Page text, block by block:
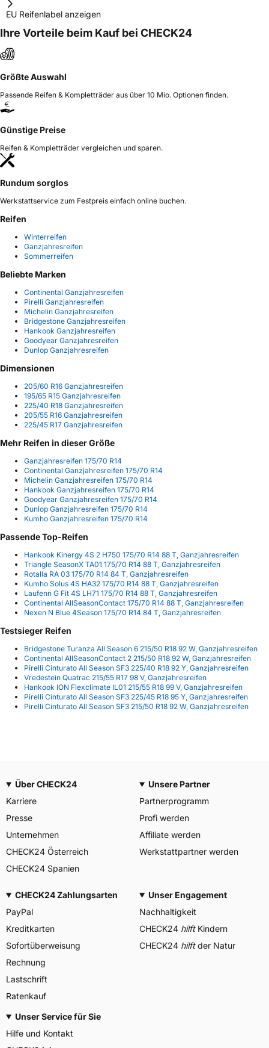
EU Reifenlabel anzeigen
Ihre Vorteile beim Kauf bei CHECK24
Größte Auswahl
Passende Reifen & Kompletträder aus über 10 Mio. Optionen finden.
Günstige Preise
Reifen & Kompletträder vergleichen und sparen.
Rundum sorglos
Werkstattservice zum Festpreis einfach online buchen.
Reifen
Winterreifen
Ganzjahresreifen
Sommerreifen
Beliebte Marken
Continental Ganzjahresreifen
Pirelli Ganzjahresreifen
Michelin Ganzjahresreifen
Bridgestone Ganzjahresreifen
Hankook Ganzjahresreifen
Goodyear Ganzjahresreifen
Dunlop Ganzjahresreifen
Dimensionen
205/60 R16 Ganzjahresreifen
195/65 R15 Ganzjahresreifen
225/40 R18 Ganzjahresreifen
205/55 R16 Ganzjahresreifen
225/45 R17 Ganzjahresreifen
Mehr Reifen in dieser Größe
Ganzjahresreifen 175/70 R14
Continental Ganzjahresreifen 175/70 R14
Michelin Ganzjahresreifen 175/70 R14
Hankook Ganzjahresreifen 175/70 R14
Goodyear Ganzjahresreifen 175/70 R14
Dunlop Ganzjahresreifen 175/70 R14
Kumho Ganzjahresreifen 175/70 R14
Passende Top-Reifen
Hankook Kinergy 4S 2 H750 175/70 R14 88 T, Ganzjahresreifen
Triangle SeasonX TA01 175/70 R14 88 T, Ganzjahresreifen
Rotalla RA 03 175/70 R14 84 T, Ganzjahresreifen
Kumho Solus 4S HA32 175/70 R14 88 T, Ganzjahresreifen
Laufenn G Fit 4S LH71 175/70 R14 88 T, Ganzjahresreifen
Continental AllSeasonContact 175/70 R14 88 T, Ganzjahresreifen
Nexen N Blue 4Season 175/70 R14 84 T, Ganzjahresreifen
Testsieger Reifen
Bridgestone Turanza All Season 6 215/50 R18 92 W, Ganzjahresreifen
Continental AllSeasonContact 2 215/50 R18 92 W, Ganzjahresreifen
Pirelli Cinturato All Season SF3 225/40 R18 92 Y, Ganzjahresreifen
Vredestein Quatrac 215/55 R17 98 V, Ganzjahresreifen
Hankook ION Flexclimate IL01 215/55 R18 99 V, Ganzjahresreifen
Pirelli Cinturato All Season SF3 225/45 R18 95 Y, Ganzjahresreifen
Pirelli Cinturato All Season SF3 215/50 R18 92 W, Ganzjahresreifen
Über CHECK24
Karriere
Presse
Unternehmen
CHECK24 Österreich
CHECK24 Spanien
Unsere Partner
Partnerprogramm
Profi werden
Affiliate werden
Werkstattpartner werden
CHECK24 Zahlungsarten
PayPal
Kreditkarten
Sofortüberweisung
Rechnung
Lastschrift
Ratenkauf
Unser Engagement
Nachhaltigkeit
CHECK24 hilftKindern
CHECK24 hilftder Natur
Unser Service für Sie
Hilfe und Kontakt